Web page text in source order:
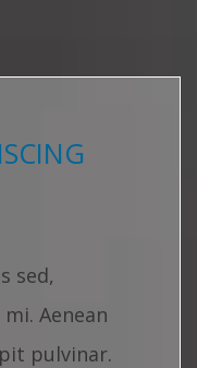
sed,
Aenean
pulvinar.